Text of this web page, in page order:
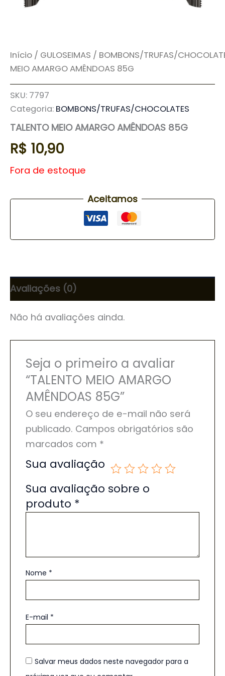
Início / GULOSEIMAS / BOMBONS/TRUFAS/
MEIO AMARGO AMÊNDOAS 85G
SKU: 7797
Categoria: BOMBONS/TRUFAS/CHOCOLATES
TALENTO MEIO AMARGO AMÊNDOAS 85G
R$ 10,90
Fora de estoque
Aceitamos
Avaliações (0)
Não há avaliações ainda.
Seja o primeiro a avaliar
“TALENTO MEIO AMARGO
AMÊNDOAS 85G”
O seu endereço de e-mail não será
publicado. Campos obrigatórios são
marcados com *
Sua avaliação
Sua avaliação sobre o
produto *
Nome *
E-mail *
Salvar meus dados neste navegador para a